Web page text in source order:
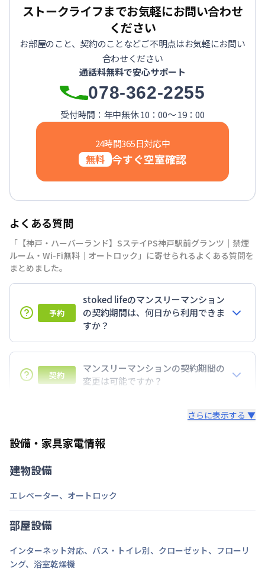
ストークライフまでお気軽にお問い合わせ
ください
お部屋のこと、契約のことなどご不明点はお気軽にお問い
合わせください
通話料無料で安心サポート
078-362-2255
受付時間：年中無休 10：00～ 19：00
24時間365日対応中
無料 今すぐ空室確認
よくある質問
「【神戸・ハーバーランド】SステイPS神戸駅前グランツ｜禁煙
ルーム・Wi-Fi無料｜オートロック」に寄せられるよくある質問を
まとめました。
予約
stoked lifeのマンスリーマンション
の契約期間は、何日から利用できま
すか？
7日以上からのご契約期間ですが1ヶ月（30日）以上
のご契約期間の地域もございますのでお気軽にお問い
合わせください。
契約
マンスリーマンションの契約期間の
変更は可能ですか？
約が入っていなければ、ご対応可能です。その際、再
い。期間の変更がある場合は、できるだけお早めにご
さらに表示する ▼
設備・家具家電情報
建物設備
エレベーター、 オートロック
部屋設備
インターネット対応、 バス・トイレ別、 クローゼット、 フローリ
ング、 浴室乾燥機